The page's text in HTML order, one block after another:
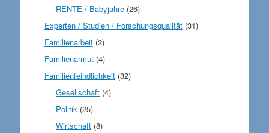
RENTE / Babyjahre (26)
Experten / Studien / Forschungsqualität(31)
Familienarbeit(2)
Familienarmut(4)
Familienfeindlichkeit(32)
Gesellschaft (4)
Politik (25)
Wirtschaft (8)